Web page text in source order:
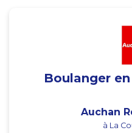
Boulanger
Auchan
à La